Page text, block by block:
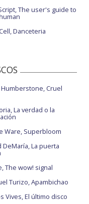
The user's guide to
Danceteria
Cruel
La verdad o la
Ware, Superbloom
DeMaría, La puerta
The wow! signal
Turizo, Apambichao
Vives, El último disco